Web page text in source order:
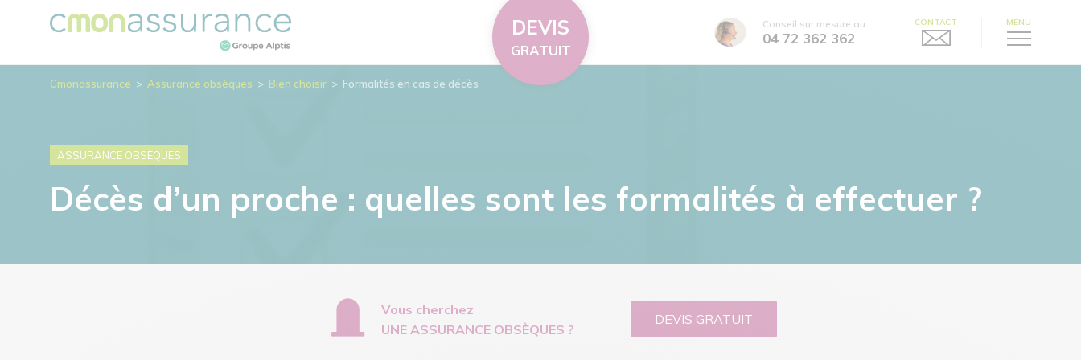
DEVIS
GRATUIT
Conseil sur mesure au
04 72 362 362
CONTACT MENU
Cmonassurance > Assurance obsèques > Bien choisir > Formalités en cas de décès
ASSURANCE OBSÈQUES
Décès d’un proche : quelles sont les formalités à effectuer ?
Vous cherchez
UNE ASSURANCE OBSÈQUES ?
DEVIS GRATUIT